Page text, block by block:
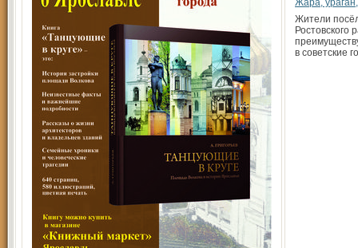
Жара,
Жители
Ростовского
в совет­ские